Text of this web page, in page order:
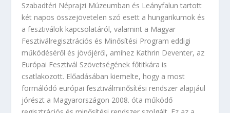
Szabadtéri Néprajzi Múzeumban és Leányfalun tartott
két napos összejövetelen szó esett a hungarikumok és
a fesztiválok kapcsolatáról, valamint a Magyar
Fesztiválregisztrációs és Minősítési Program eddigi
működéséről és jövőjéről, amihez Kathrin Deventer, az
Európai Fesztivál Szövetségének főtitkára is
csatlakozott. Előadásában kiemelte, hogy a most
formálódó európai fesztiválminősítési rendszer alapjául
jórészt a Magyarországon 2008. óta működő